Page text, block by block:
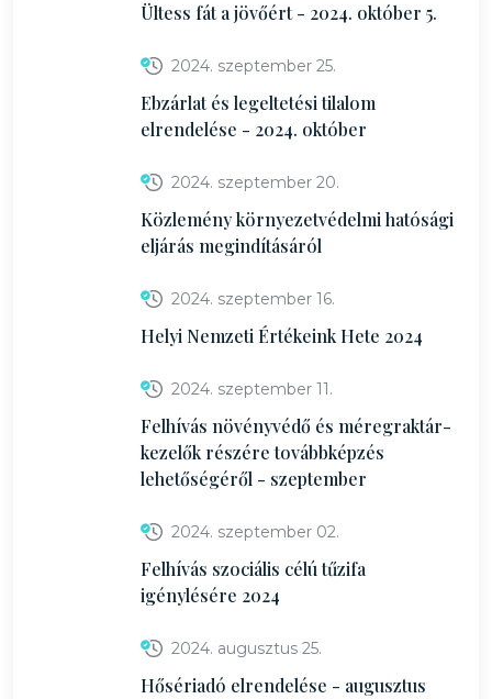
Ültess fát a jövőért - 2024. október 5.
2024. szeptember 25.
Ebzárlat és legeltetési tilalom
elrendelése - 2024. október
2024. szeptember 20.
Közlemény környezetvédelmi hatósági
eljárás megindításáról
2024. szeptember 16.
Helyi Nemzeti Értékeink Hete 2024
2024. szeptember 11.
Felhívás növényvédő és méregraktár-
kezelők részére továbbképzés
lehetőségéről - szeptember
2024. szeptember 02.
Felhívás szociális célú tűzifa
igénylésére 2024
2024. augusztus 25.
Hősériadó elrendelése - augusztus